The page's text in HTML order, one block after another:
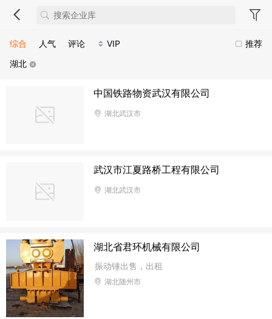
推荐
综合 人气 评论
VIP
湖北
中国铁路物资武汉有限公司
湖北武汉市
武汉市江夏路桥工程有限公司
湖北武汉市
湖北省君环机械有限公司
振动锤出售，出租
湖北随州市